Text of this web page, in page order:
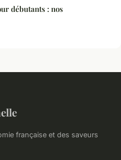
débutants : nos
française et des saveurs